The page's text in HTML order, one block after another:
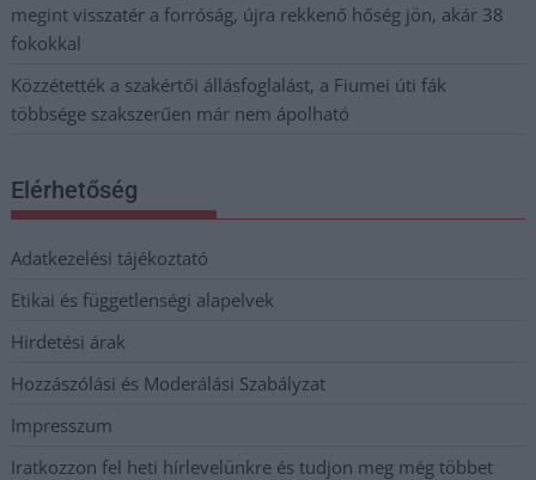
megint visszatér a forróság, újra rekkenő hőség jön, akár 38
fokokkal
Közzétették a szakértői állásfoglalást, a Fiumei úti fák
többsége szakszerűen már nem ápolható
Elérhetőség
Adatkezelési tájékoztató
Etikai és függetlenségi alapelvek
Hirdetési árak
Hozzászólási és Moderálási Szabályzat
Impresszum
Iratkozzon fel heti hírlevelünkre és tudjon meg még többet